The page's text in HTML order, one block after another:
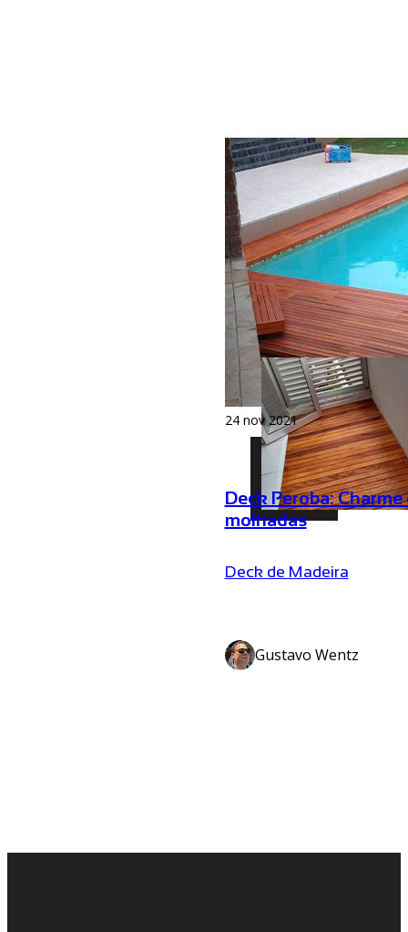
24 nov 2021
Deck Peroba: Charme
molhadas
Deck de Madeira
Gustavo Wentz